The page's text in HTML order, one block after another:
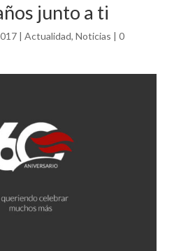
junto a ti
| Actualidad, Noticias | 0